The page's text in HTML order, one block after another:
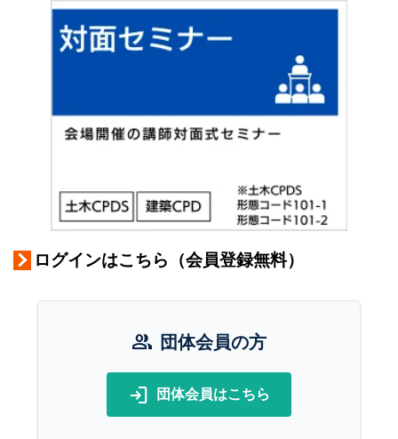
ログインはこちら（会員登録無料）
group 団体会員の方
login 団体会員はこちら